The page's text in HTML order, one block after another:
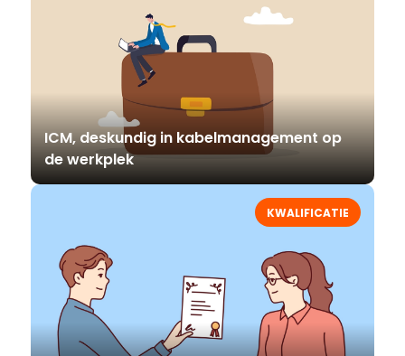
ICM, deskundig in kabelmanagement op
de werkplek
KWALIFICATIE